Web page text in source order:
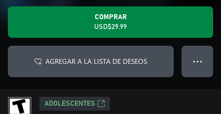
COMPRAR
USD$29.99
AGREGAR A LA LISTA DE DESEOS ● ● ●
ADOLESCENTES